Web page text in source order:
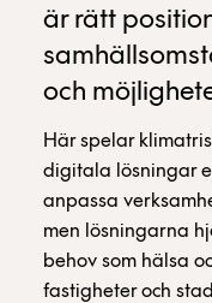
är rätt
och
Här spelar
digitala lösningar
anpassa
men lösningarna
behov som hälsa
fastigheter och